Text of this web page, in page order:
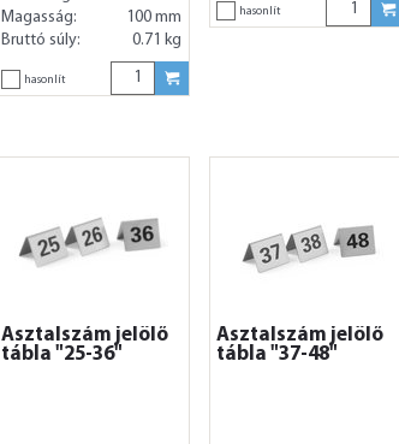
Magasság:
100 mm
Bruttó súly:
0.71 kg
hasonlít
hasonlít
Asztalszám jelölő
tábla "25-36"
Asztalszám jelölő
tábla "37-48"